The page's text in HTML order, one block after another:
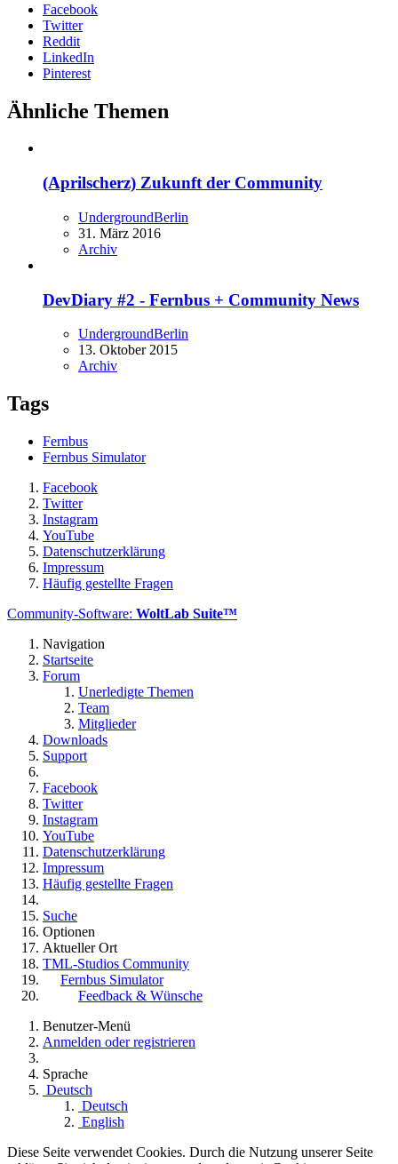
Facebook
Twitter
Reddit
LinkedIn
Pinterest
Ähnliche Themen
(Aprilscherz) Zukunft der Community
UndergroundBerlin
31. März 2016
Archiv
DevDiary #2 - Fernbus + Community News
UndergroundBerlin
13. Oktober 2015
Archiv
Tags
Fernbus
Fernbus Simulator
Facebook
Twitter
Instagram
YouTube
Datenschutzerklärung
Impressum
Häufig gestellte Fragen
Community-Software: WoltLab Suite™
Navigation
Startseite
Forum
Unerledigte Themen
Team
Mitglieder
Downloads
Support
Facebook
Twitter
Instagram
YouTube
Datenschutzerklärung
Impressum
Häufig gestellte Fragen
Suche
Optionen
Aktueller Ort
TML-Studios Community
Fernbus Simulator
Feedback & Wünsche
Benutzer-Menü
Anmelden oder registrieren
Sprache
Deutsch
Deutsch
English
Diese Seite verwendet Cookies. Durch die Nutzung unserer Seite